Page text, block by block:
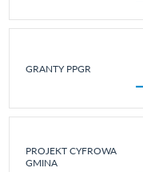
GRANTY PPGR
PROJEKT CYFROWA
GMINA